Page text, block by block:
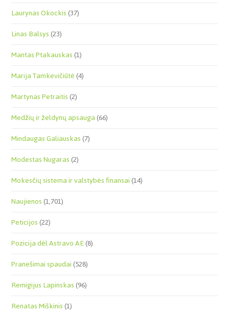
Laurynas Okockis(37)
Linas Balsys(23)
Mantas Ptakauskas(1)
Marija Tamkevičiūtė(4)
Martynas Petraitis(2)
Medžių ir želdynų apsauga(66)
Mindaugas Galiauskas(7)
Modestas Nugaras(2)
Mokesčių sistema ir valstybės finansai(14)
Naujienos(1,701)
Peticijos(22)
Pozicija dėl Astravo AE(8)
Pranešimai spaudai(528)
Remigijus Lapinskas(96)
Renatas Miškinis(1)